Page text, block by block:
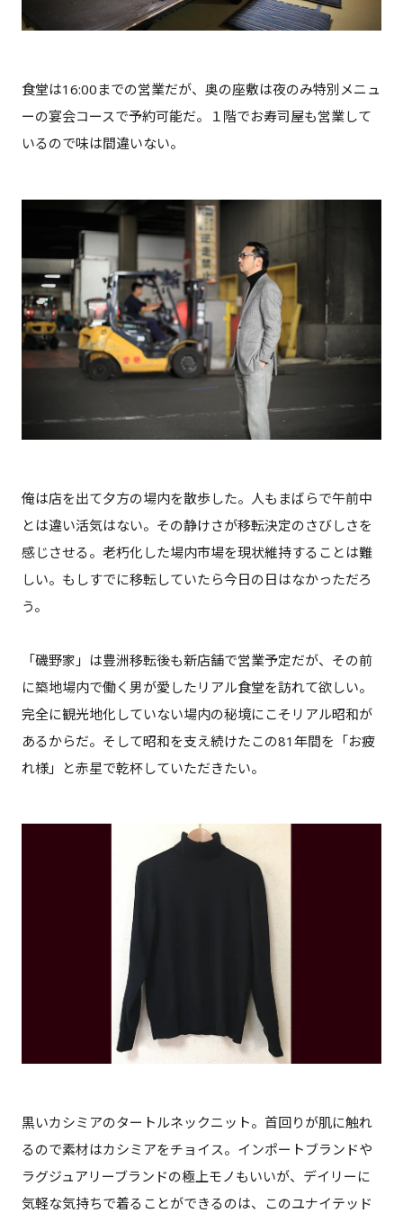
食堂は16:00までの営業だが、奥の座敷は夜のみ特別メニュ
ーの宴会コースで予約可能だ。１階でお寿司屋も営業して
いるので味は間違いない。
俺は店を出て夕方の場内を散歩した。人もまばらで午前中
とは違い活気はない。その静けさが移転決定のさびしさを
感じさせる。老朽化した場内市場を現状維持することは難
しい。もしすでに移転していたら今日の日はなかっただろ
う。
「磯野家」は豊洲移転後も新店舗で営業予定だが、その前
に築地場内で働く男が愛したリアル食堂を訪れて欲しい。
完全に観光地化していない場内の秘境にこそリアル昭和が
あるからだ。そして昭和を支え続けたこの81年間を「お疲
れ様」と赤星で乾杯していただきたい。
黒いカシミアのタートルネックニット。首回りが肌に触れ
るので素材はカシミアをチョイス。インポートブランドや
ラグジュアリーブランドの極上モノもいいが、デイリーに
気軽な気持ちで着ることができるのは、このユナイテッド